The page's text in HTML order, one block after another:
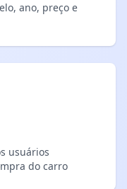
ano, preço e
usuários
do carro